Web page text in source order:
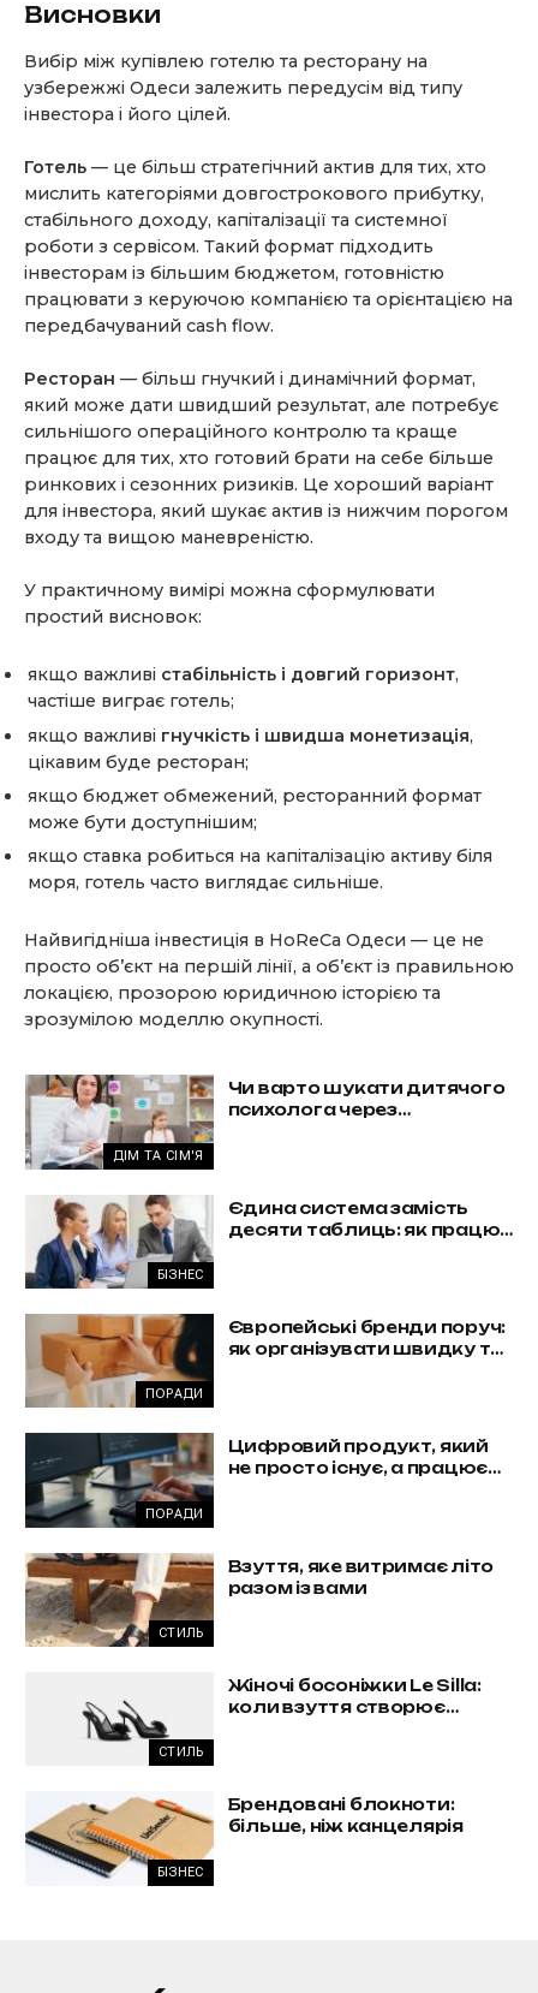
Висновки
Вибір між купівлею готелю та ресторану на
узбережжі Одеси залежить передусім від типу
інвестора і його цілей.
Готель — це більш стратегічний актив для тих, хто
мислить категоріями довгострокового прибутку,
стабільного доходу, капіталізації та системної
роботи з сервісом. Такий формат підходить
інвесторам із більшим бюджетом, готовністю
працювати з керуючою компанією та орієнтацією на
передбачуваний cash flow.
Ресторан — більш гнучкий і динамічний формат,
який може дати швидший результат, але потребує
сильнішого операційного контролю та краще
працює для тих, хто готовий брати на себе більше
ринкових і сезонних ризиків. Це хороший варіант
для інвестора, який шукає актив із нижчим порогом
входу та вищою маневреністю.
У практичному вимірі можна сформулювати
простий висновок:
якщо важливі стабільність і довгий горизонт,
частіше виграє готель;
якщо важливі гнучкість і швидша монетизація,
цікавим буде ресторан;
якщо бюджет обмежений, ресторанний формат
може бути доступнішим;
якщо ставка робиться на капіталізацію активу біля
моря, готель часто виглядає сильніше.
Найвигідніша інвестиція в HoReCa Одеси — це не
просто об’єкт на першій лінії, а об’єкт із правильною
локацією, прозорою юридичною історією та
зрозумілою моделлю окупності.
ДІМ ТА СІМ'Я
Чи варто шукати дитячого
психолога через
БІЗНЕС
Єдина система замість
десяти таблиць: як працює
ПОРАДИ
Європейські бренди поруч:
як організувати швидку та
ПОРАДИ
Цифровий продукт, який
не просто існує, а працює
СТИЛЬ
Взуття, яке витримає літо
разом із вами
СТИЛЬ
Жіночі босоніжки Le Silla:
коли взуття створює
БІЗНЕС
Брендовані блокноти:
більше, ніж канцелярія